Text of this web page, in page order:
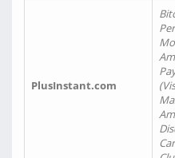
PlusInstant.com